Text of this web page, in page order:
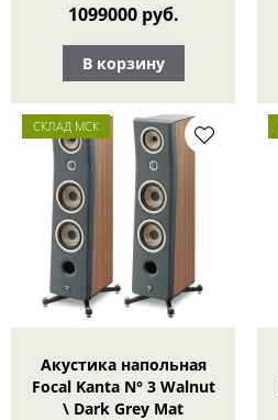
1099000 руб.
В корзину
СКЛАД МСК
Акустика напольная
Focal Kanta N° 3 Walnut
\ Dark Grey Mat